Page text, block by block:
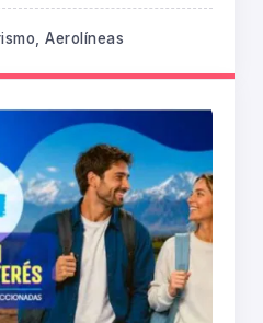
Aerolíneas